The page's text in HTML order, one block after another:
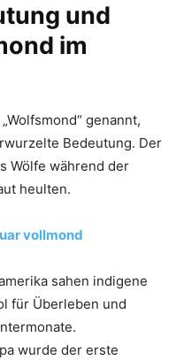
und
im
genannt,
Bedeutung. Der
Wölfe während der
heulten.
vollmond
sahen indigene
für Überleben und
wurde der erste